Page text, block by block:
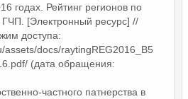
годах. Рейтинг регионов по
ГЧП. [Электронный ресурс] //
доступа:
assets/docs/raytingREG2016_B5
(дата обращения:
частного патнерства в